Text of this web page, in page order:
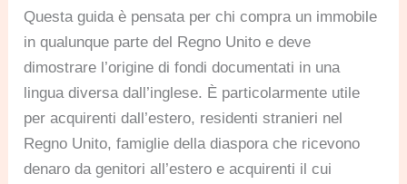
Questa guida è pensata per chi compra un immobile
in qualunque parte del Regno Unito e deve
dimostrare l’origine di fondi documentati in una
lingua diversa dall’inglese. È particolarmente utile
per acquirenti dall’estero, residenti stranieri nel
Regno Unito, famiglie della diaspora che ricevono
denaro da genitori all’estero e acquirenti il cui